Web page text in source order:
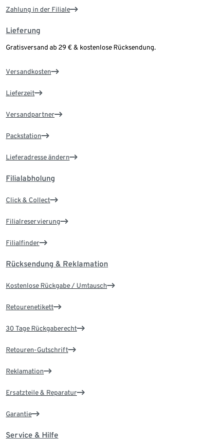
Zahlung in der Filiale
Lieferung
Gratisversand ab 29 € & kostenlose Rücksendung.
Versandkosten
Lieferzeit
Versandpartner
Packstation
Lieferadresse ändern
Filialabholung
Click & Collect
Filialreservierung
Filialfinder
Rücksendung & Reklamation
Kostenlose Rückgabe / Umtausch
Retourenetikett
30 Tage Rückgaberecht
Retouren-Gutschrift
Reklamation
Ersatzteile & Reparatur
Garantie
Service & Hilfe